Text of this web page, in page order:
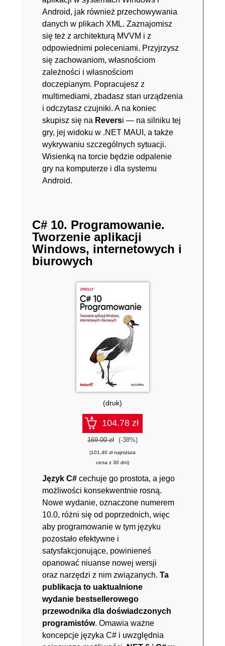
Android, jak również przechowywania
danych w plikach XML. Zaznajomisz
się też z architekturą MVVM i z
odpowiednimi poleceniami. Przyjrzysz
się zachowaniom, własnościom
zależności i własnościom
doczepianym. Popracujesz z
multimediami, zbadasz stan urządzenia
i odczytasz czujniki. A na koniec
skupisz się na Reversi ― na silniku tej
gry, jej widoku w .NET MAUI, a także
wykrywaniu szczególnych sytuacji.
Wisienką na torcie będzie odpalenie
gry na komputerze i dla systemu
Android.
C# 10. Programowanie.
Tworzenie aplikacji
Windows, internetowych i
biurowych
(druk)
104.78 zł
169.00 zł (-38%)
(101,40 zł najniższa
cena z 30 dni)
Język C# cechuje go prostota, a jego
możliwości konsekwentnie rosną.
Nowe wydanie, oznaczone numerem
10.0, różni się od poprzednich, więc
aby programowanie w tym języku
pozostało efektywne i
satysfakcjonujące, powinieneś
opanować niuanse nowej wersji
oraz narzędzi z nim związanych. Ta
publikacja to uaktualnione
wydanie bestsellerowego
przewodnika dla doświadczonych
programistów. Omawia ważne
koncepcje języka C# i uwzględnia